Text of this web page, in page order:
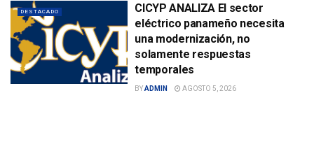
DESTACADO
CICYP ANALIZA El sector
eléctrico panameño necesita
una modernización, no
solamente respuestas
temporales
BYADMIN AGOSTO 5, 2026